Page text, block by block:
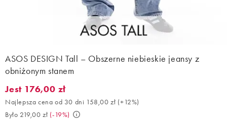
ASOS DESIGN Tall – Obszerne niebieskie jeansy z
obniżonym stanem
Jest 176,00 zł. Najlepsza cena od 30 dni 158,00 zł (+12%). Było
Jest 176,00 zł
Najlepsza cena od 30 dni 158,00 zł (+12%)
Było 219,00 zł (-19%)